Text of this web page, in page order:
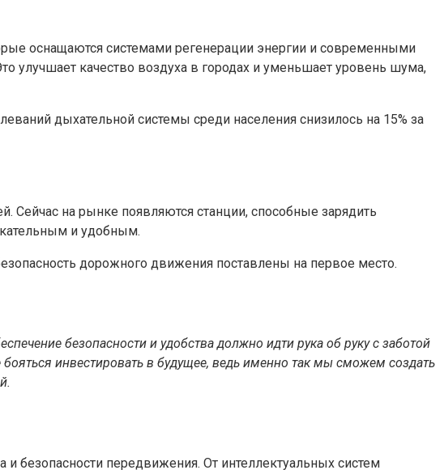
оснащаются системами регенерации энергии и современными
улучшает качество воздуха в городах и уменьшает уровень шума,
дыхательной системы среди населения снизилось на 15% за
Сейчас на рынке появляются станции, способные зарядить
и удобным.
дорожного движения поставлены на первое место.
безопасности и удобства должно идти рука об руку с заботой
инвестировать в будущее, ведь именно так мы сможем создать
передвижения. От интеллектуальных систем